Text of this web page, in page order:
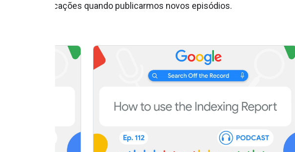
e receba notificações quando publicarmos novos episódios.